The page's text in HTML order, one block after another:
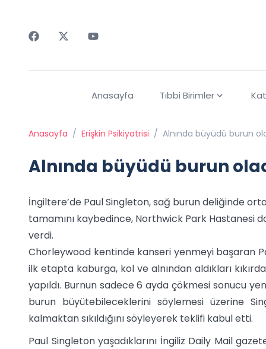
Anasayfa Tıbbi Birimler
Anasayfa / Erişkin Psikiyatrisi / Alnında büyüdü burun
Alnında büyüdü burun
İngiltere’de Paul Singleton, sağ burun deliğinde
tamamını kaybedince, Northwick Park Hastanesi
verdi.
Chorleywood kentinde kanseri yenmeyi başaran
ilk etapta kaburga, kol ve alnından aldıkları
yapıldı. Burnun sadece 6 ayda çökmesi sonucu
burun büyütebileceklerini söylemesi üzerine
kalmaktan sıkıldığını söyleyerek teklifi kabul etti.
Paul Singleton yaşadıklarını İngiliz Daily Mail